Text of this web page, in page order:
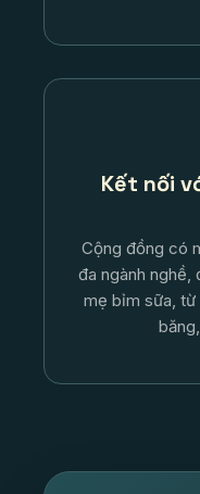
Kết nối
Cộng đồng có
đa ngành nghề,
mẹ bỉm sữa, từ